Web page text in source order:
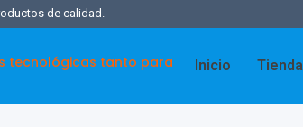
de calidad.
tecnológicas tanto para Inicio Tienda